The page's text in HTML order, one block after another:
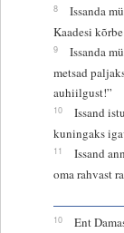
8
Issanda
Kaadesi
9
Issanda
metsad
auhiilgust!”
10
Issand
kuningaks
11
Issand
oma rahvast
10
Ent